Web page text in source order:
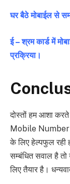
घर बैठे मोबाईल से
ई – श्रम कार्ड में
प्रक्रिया।
दोस्तों हम आशा
Mobile Number
के लिए हेल्पफुल रही
सम्बंधित सवाल है
लिए तैयार है।